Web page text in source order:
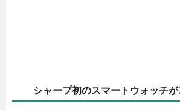
シャープ初のスマートウォッチ